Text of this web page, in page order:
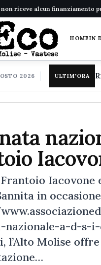
non riceve alcun finanziamento
HOMEIN
2026 ULTIM'ORA
Frantoio
in
nazionale-a-d-s-
l’Alto Molise